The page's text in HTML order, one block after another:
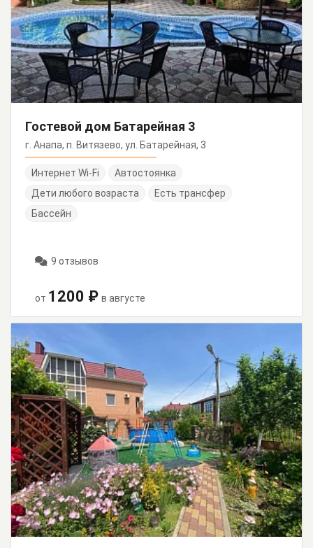
Гостевой дом Батарейная 3
г. Анапа, п. Витязево, ул. Батарейная, 3
Интернет Wi-Fi
Автостоянка
Дети любого возраста
Есть трансфер
Бассейн
9 отзывов
от 1200 ₽ в августе